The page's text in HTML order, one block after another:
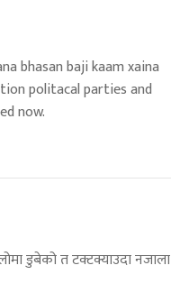
bhasan baji kaam xaina
politacal parties and
now.
डुबेको त टक्टक्याउदा नजाला